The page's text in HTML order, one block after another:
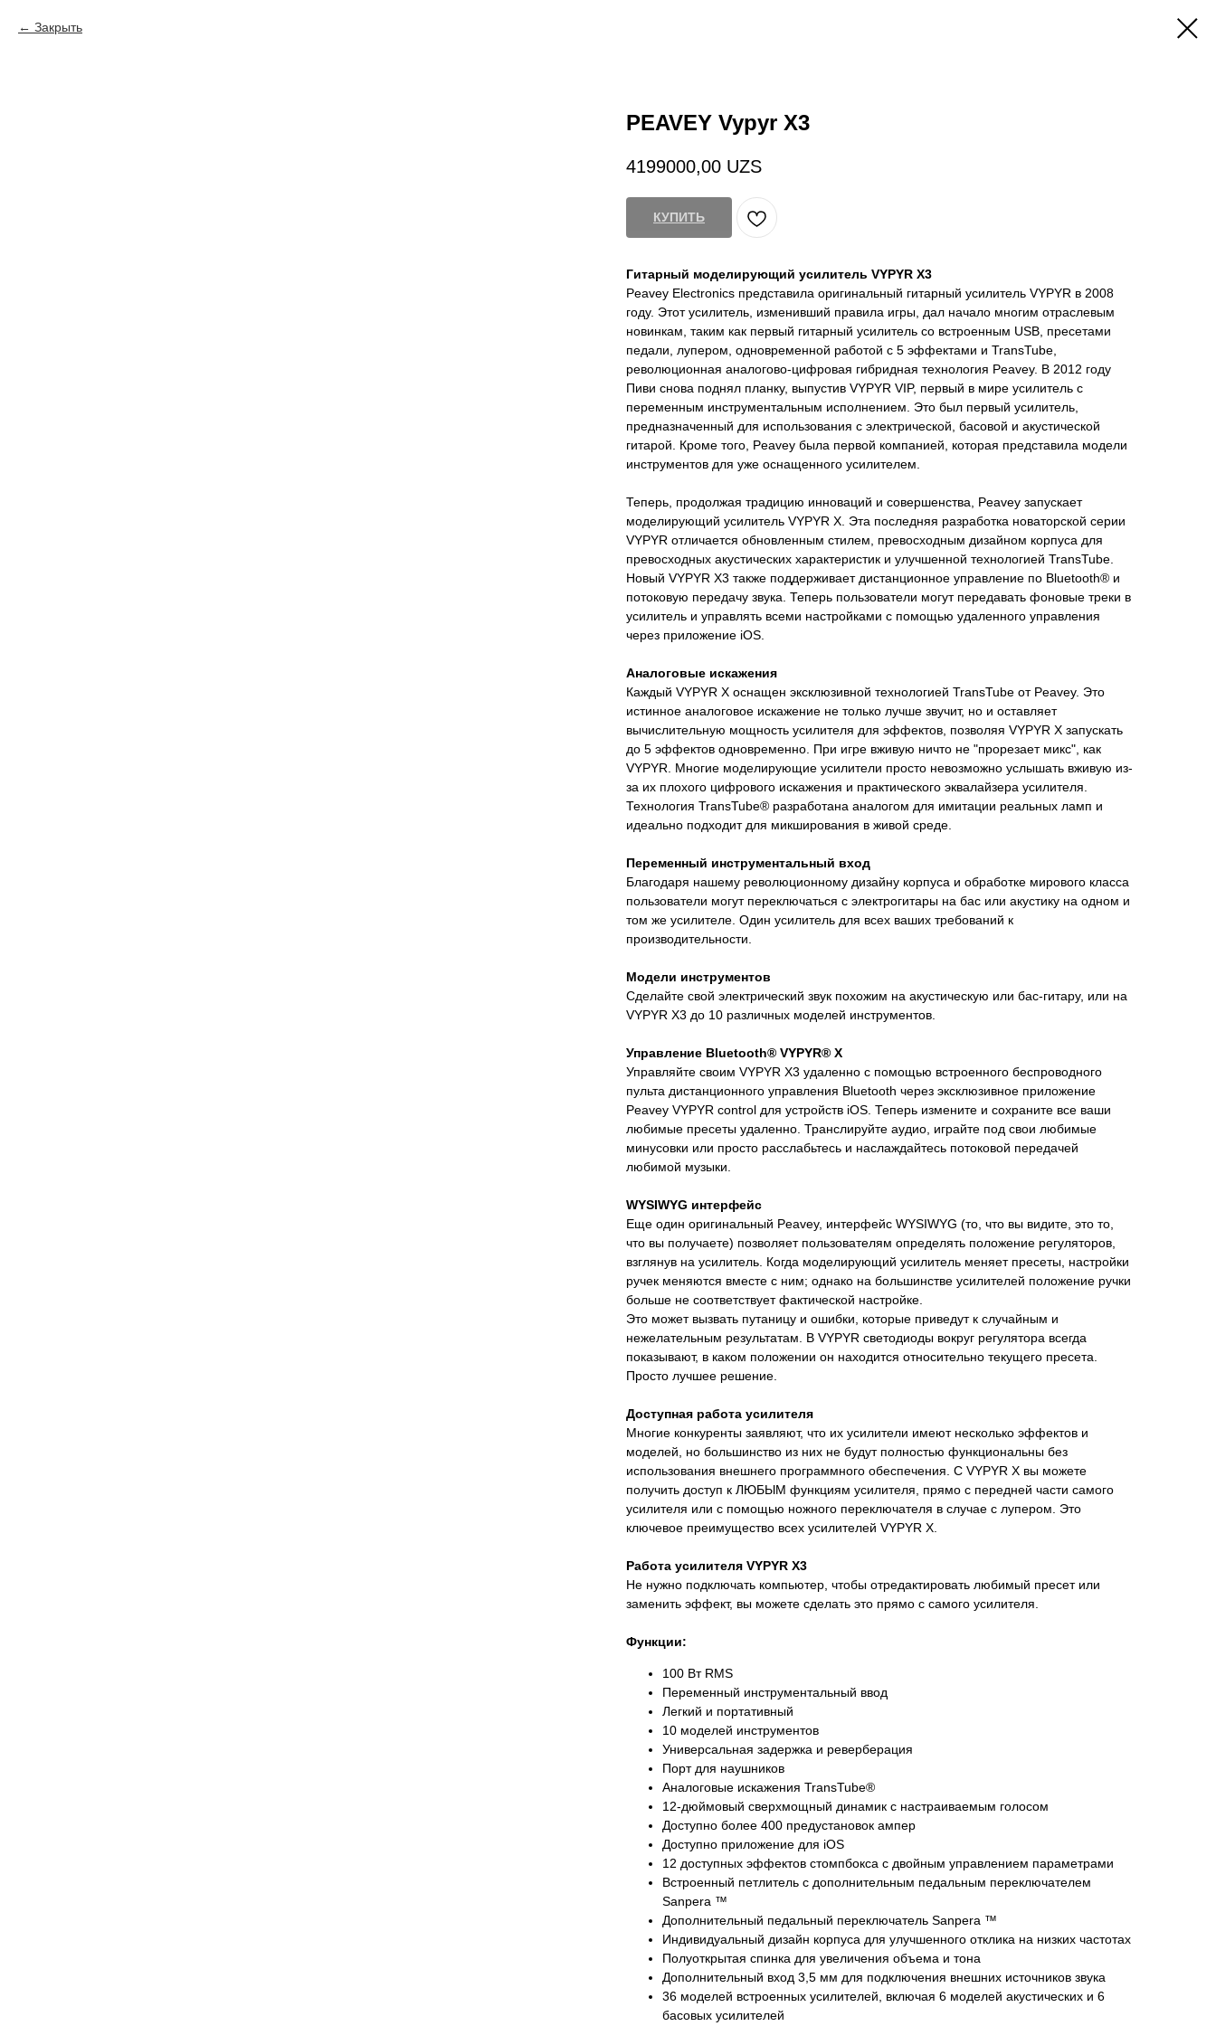
Закрыть
PEAVEY Vypyr X3
4199000,00 UZS
КУПИТЬ
Гитарный моделирующий усилитель VYPYR X3
Peavey Electronics представила оригинальный гитарный усилитель VYPYR в 2008
году. Этот усилитель, изменивший правила игры, дал начало многим отраслевым
новинкам, таким как первый гитарный усилитель со встроенным USB, пресетами
педали, лупером, одновременной работой с 5 эффектами и TransTube,
революционная аналогово-цифровая гибридная технология Peavey. В 2012 году
Пиви снова поднял планку, выпустив VYPYR VIP, первый в мире усилитель с
переменным инструментальным исполнением. Это был первый усилитель,
предназначенный для использования с электрической, басовой и акустической
гитарой. Кроме того, Peavey была первой компанией, которая представила модели
инструментов для уже оснащенного усилителем.
Теперь, продолжая традицию инноваций и совершенства, Peavey запускает
моделирующий усилитель VYPYR X. Эта последняя разработка новаторской серии
VYPYR отличается обновленным стилем, превосходным дизайном корпуса для
превосходных акустических характеристик и улучшенной технологией TransTube.
Новый VYPYR X3 также поддерживает дистанционное управление по Bluetooth® и
потоковую передачу звука. Теперь пользователи могут передавать фоновые треки в
усилитель и управлять всеми настройками с помощью удаленного управления
через приложение iOS.
Аналоговые искажения
Каждый VYPYR X оснащен эксклюзивной технологией TransTube от Peavey. Это
истинное аналоговое искажение не только лучше звучит, но и оставляет
вычислительную мощность усилителя для эффектов, позволяя VYPYR X запускать
до 5 эффектов одновременно. При игре вживую ничто не "прорезает микс", как
VYPYR. Многие моделирующие усилители просто невозможно услышать вживую из-
за их плохого цифрового искажения и практического эквалайзера усилителя.
Технология TransTube® разработана аналогом для имитации реальных ламп и
идеально подходит для микширования в живой среде.
Переменный инструментальный вход
Благодаря нашему революционному дизайну корпуса и обработке мирового класса
пользователи могут переключаться с электрогитары на бас или акустику на одном и
том же усилителе. Один усилитель для всех ваших требований к
производительности.
Модели инструментов
Сделайте свой электрический звук похожим на акустическую или бас-гитару, или на
VYPYR X3 до 10 различных моделей инструментов.
Управление Bluetooth® VYPYR® X
Управляйте своим VYPYR X3 удаленно с помощью встроенного беспроводного
пульта дистанционного управления Bluetooth через эксклюзивное приложение
Peavey VYPYR control для устройств iOS. Теперь измените и сохраните все ваши
любимые пресеты удаленно. Транслируйте аудио, играйте под свои любимые
минусовки или просто расслабьтесь и наслаждайтесь потоковой передачей
любимой музыки.
WYSIWYG интерфейс
Еще один оригинальный Peavey, интерфейс WYSIWYG (то, что вы видите, это то,
что вы получаете) позволяет пользователям определять положение регуляторов,
взглянув на усилитель. Когда моделирующий усилитель меняет пресеты, настройки
ручек меняются вместе с ним; однако на большинстве усилителей положение ручки
больше не соответствует фактической настройке.
Это может вызвать путаницу и ошибки, которые приведут к случайным и
нежелательным результатам. В VYPYR светодиоды вокруг регулятора всегда
показывают, в каком положении он находится относительно текущего пресета.
Просто лучшее решение.
Доступная работа усилителя
Многие конкуренты заявляют, что их усилители имеют несколько эффектов и
моделей, но большинство из них не будут полностью функциональны без
использования внешнего программного обеспечения. С VYPYR X вы можете
получить доступ к ЛЮБЫМ функциям усилителя, прямо с передней части самого
усилителя или с помощью ножного переключателя в случае с лупером. Это
ключевое преимущество всех усилителей VYPYR X.
Работа усилителя VYPYR X3
Не нужно подключать компьютер, чтобы отредактировать любимый пресет или
заменить эффект, вы можете сделать это прямо с самого усилителя.
Функции:
100 Вт RMS
Переменный инструментальный ввод
Легкий и портативный
10 моделей инструментов
Универсальная задержка и реверберация
Порт для наушников
Аналоговые искажения TransTube®
12-дюймовый сверхмощный динамик с настраиваемым голосом
Доступно более 400 предустановок ампер
Доступно приложение для iOS
12 доступных эффектов стомпбокса с двойным управлением параметрами
Встроенный петлитель с дополнительным педальным переключателем
Sanpera ™
Дополнительный педальный переключатель Sanpera ™
Индивидуальный дизайн корпуса для улучшенного отклика на низких частотах
Полуоткрытая спинка для увеличения объема и тона
Дополнительный вход 3,5 мм для подключения внешних источников звука
36 моделей встроенных усилителей, включая 6 моделей акустических и 6
басовых усилителей